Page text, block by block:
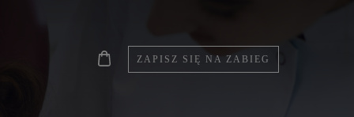
ZAPISZ SIĘ NA ZABIEG